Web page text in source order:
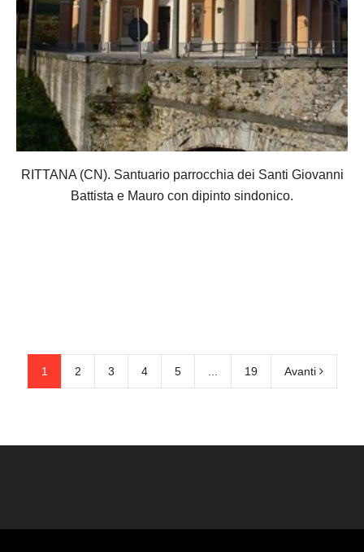
RITTANA (CN). Santuario parrocchia dei Santi Giovanni
Battista e Mauro con dipinto sindonico.
1 2 3 4 5 19 Avanti